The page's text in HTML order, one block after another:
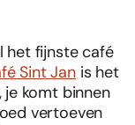
het fijnste café
Sint Janis het
komt binnen
vertoeven